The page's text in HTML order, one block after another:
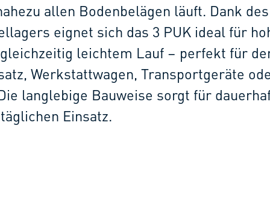
allen Bodenbelägen läuft. Dank des
eignet sich das 3 PUK ideal für
leichtem Lauf – perfekt für
Werkstattwagen, Transportgeräte
langlebige Bauweise sorgt für
Einsatz.